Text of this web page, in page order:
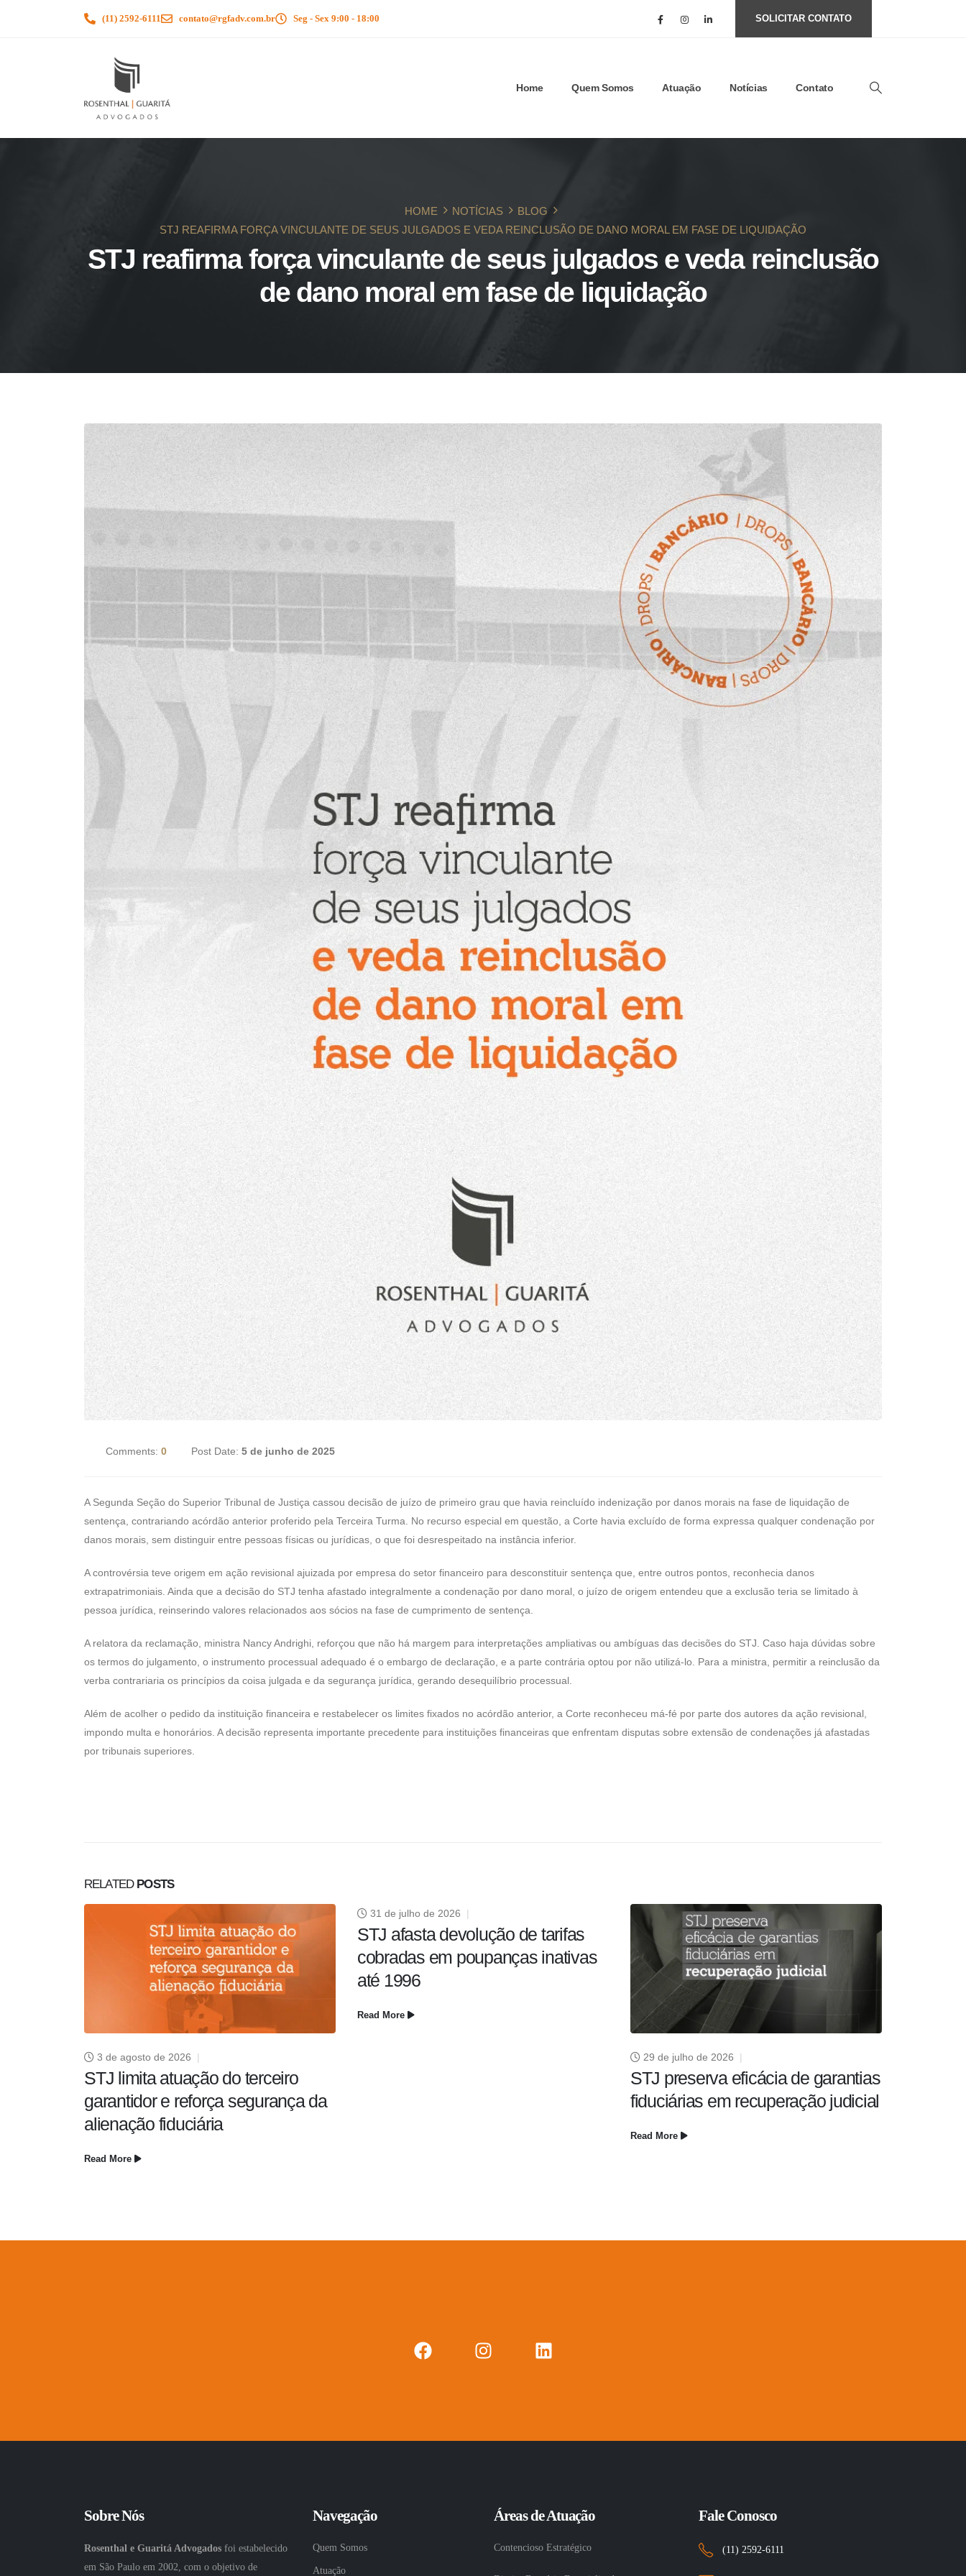
(11) 2592-6111 contato@rgfadv.com.br Seg - Sex 9:00 - 18:00 SOLICITAR CONTATO
Home Quem Somos Atuação Notícias Contato
HOME NOTÍCIAS
BLOG
STJ REAFIRMA FORÇA VINCULANTE DE SEUS JULGADOS E VEDA REINCLUSÃO DE DANO MORAL EM FASE DE LIQUIDAÇÃO
STJ reafirma força vinculante de seus julgados e veda reinclusão
de dano moral em fase de liquidação
Comments: 0 Post Date: 5 de junho de 2025
A Segunda Seção do Superior Tribunal de Justiça cassou decisão de juízo de primeiro grau que havia reincluído indenização por danos morais na fase de liquidação de
sentença, contrariando acórdão anterior proferido pela Terceira Turma. No recurso especial em questão, a Corte havia excluído de forma expressa qualquer condenação por
danos morais, sem distinguir entre pessoas físicas ou jurídicas, o que foi desrespeitado na instância inferior.
A controvérsia teve origem em ação revisional ajuizada por empresa do setor financeiro para desconstituir sentença que, entre outros pontos, reconhecia danos
extrapatrimoniais. Ainda que a decisão do STJ tenha afastado integralmente a condenação por dano moral, o juízo de origem entendeu que a exclusão teria se limitado à
pessoa jurídica, reinserindo valores relacionados aos sócios na fase de cumprimento de sentença.
A relatora da reclamação, ministra Nancy Andrighi, reforçou que não há margem para interpretações ampliativas ou ambíguas das decisões do STJ. Caso haja dúvidas sobre
os termos do julgamento, o instrumento processual adequado é o embargo de declaração, e a parte contrária optou por não utilizá-lo. Para a ministra, permitir a reinclusão da
verba contrariaria os princípios da coisa julgada e da segurança jurídica, gerando desequilíbrio processual.
Além de acolher o pedido da instituição financeira e restabelecer os limites fixados no acórdão anterior, a Corte reconheceu má-fé por parte dos autores da ação revisional,
impondo multa e honorários. A decisão representa importante precedente para instituições financeiras que enfrentam disputas sobre extensão de condenações já afastadas
por tribunais superiores.
RELATED POSTS
3 de agosto de 2026
STJ limita atuação do terceiro
garantidor e reforça segurança da
alienação fiduciária
Read More
31 de julho de 2026
STJ afasta devolução de tarifas
cobradas em poupanças inativas
até 1996
Read More
29 de julho de 2026
STJ preserva eficácia de garantias
fiduciárias em recuperação judicial
Read More
Sobre Nós
Rosenthal e Guaritá Advogados foi estabelecido
em São Paulo em 2002, com o objetivo de
Navegação
Quem Somos
Atuação
Áreas de Atuação
Contencioso Estratégico
Fale Conosco
(11) 2592-6111